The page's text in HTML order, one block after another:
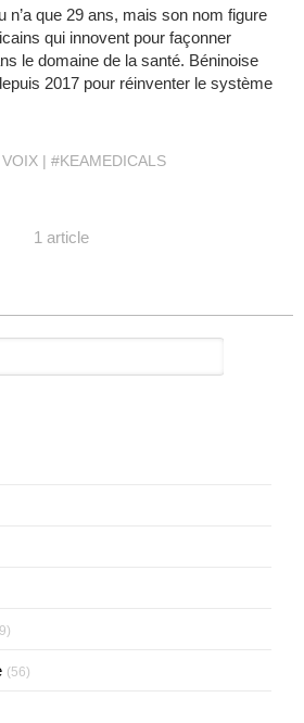
n’a que 29 ans, mais son nom figure
qui innovent pour façonner
le domaine de la santé. Béninoise
2017 pour réinventer le système
#KEAMEDICALS
1 article
(56)